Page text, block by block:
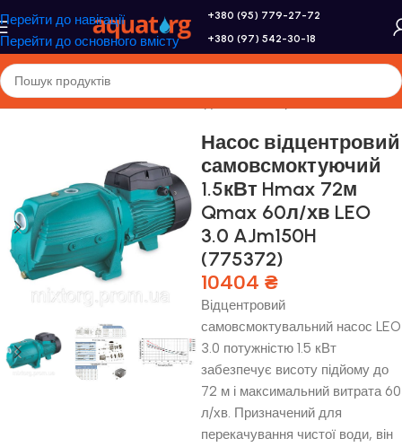
Перейти до навігації
Перейти до основного вмісту
+380 (95) 779-27-72
+380 (97) 542-30-18
Головна/Насоси та насосне обладнання/Поверхневі насоси
Насос відцентровий
самовсмоктуючий
1.5кВт Hmax 72м
Qmax 60л/хв LEO
3.0 AJm150H
(775372)
10404 ₴
Відцентровий
самовсмоктувальний насос LEO
3.0 потужністю 1.5 кВт
забезпечує висоту підйому до
72 м і максимальний витрата 60
л/хв. Призначений для
перекачування чистої води, він